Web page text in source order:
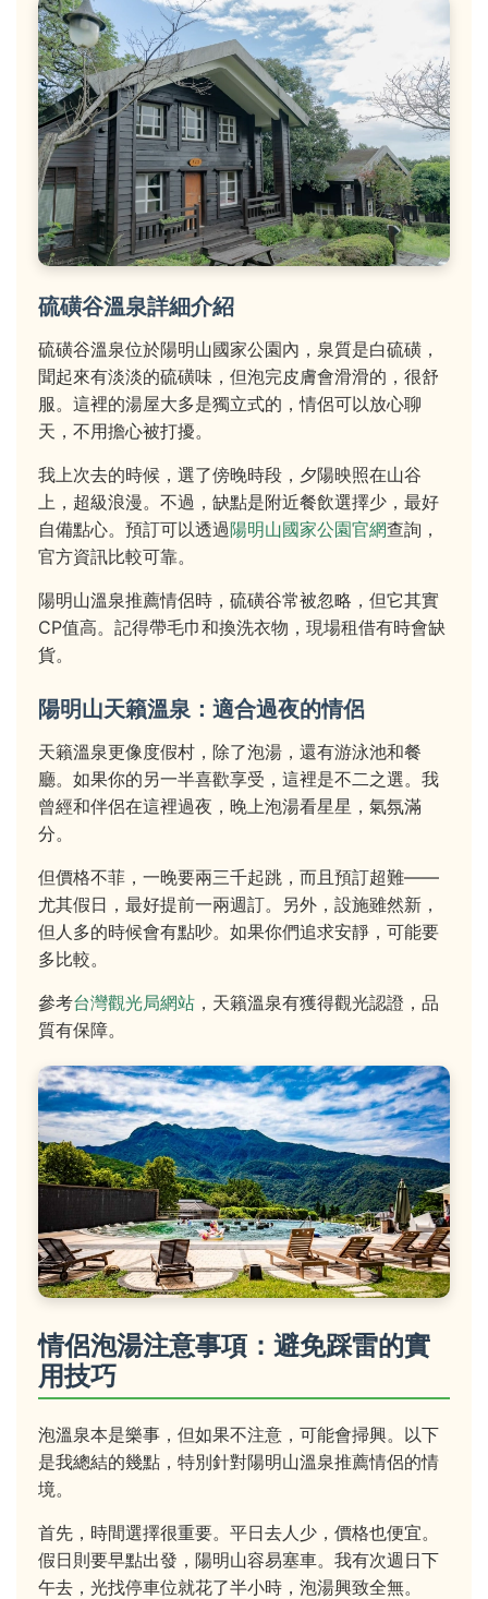
硫磺谷溫泉詳細介紹
硫磺谷溫泉位於陽明山國家公園內，泉質是白硫磺，
聞起來有淡淡的硫磺味，但泡完皮膚會滑滑的，很舒
服。這裡的湯屋大多是獨立式的，情侶可以放心聊
天，不用擔心被打擾。
我上次去的時候，選了傍晚時段，夕陽映照在山谷
上，超級浪漫。不過，缺點是附近餐飲選擇少，最好
自備點心。預訂可以透過陽明山國家公園官網查詢，
官方資訊比較可靠。
陽明山溫泉推薦情侶時，硫磺谷常被忽略，但它其實
CP值高。記得帶毛巾和換洗衣物，現場租借有時會缺
貨。
陽明山天籟溫泉：適合過夜的情侶
天籟溫泉更像度假村，除了泡湯，還有游泳池和餐
廳。如果你的另一半喜歡享受，這裡是不二之選。我
曾經和伴侶在這裡過夜，晚上泡湯看星星，氣氛滿
分。
但價格不菲，一晚要兩三千起跳，而且預訂超難——
尤其假日，最好提前一兩週訂。另外，設施雖然新，
但人多的時候會有點吵。如果你們追求安靜，可能要
多比較。
參考台灣觀光局網站 ，天籟溫泉有獲得觀光認證，品
質有保障。
情侶泡湯注意事項：避免踩雷的實
用技巧
泡溫泉本是樂事，但如果不注意，可能會掃興。以下
是我總結的幾點，特別針對陽明山溫泉推薦情侶的情
境。
首先，時間選擇很重要。平日去人少，價格也便宜。
假日則要早點出發，陽明山容易塞車。我有次週日下
午去，光找停車位就花了半小時，泡湯興致全無。